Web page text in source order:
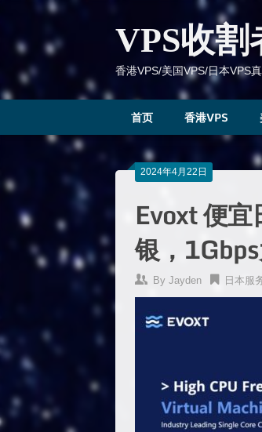
VPS收割
香港VPS/美国VPS/日本VPS
首页 香港VPS
2024年4月22日
Evoxt 便
银，
By Jayden 日本服